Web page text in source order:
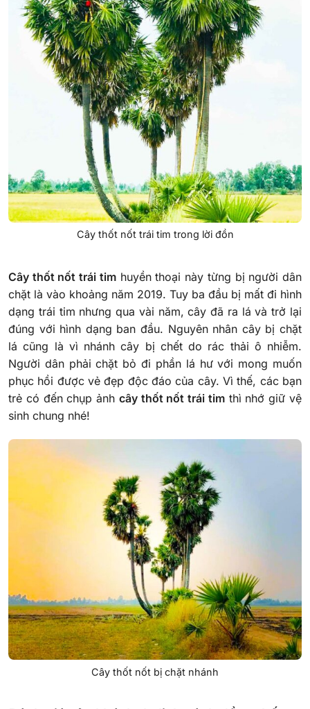
Cây thốt nốt trái tim trong lời đồn
Cây thốt nốt trái timhuyền thoại này từng bị người dân
chặt là vào khoảng năm 2019. Tuy ba đầu bị mất đi hình
dạng trái tim nhưng qua vài năm, cây đã ra lá và trở lại
đúng với hình dạng ban đầu. Nguyên nhân cây bị chặt
lá cũng là vì nhánh cây bị chết do rác thải ô nhiễm.
Người dân phải chặt bỏ đi phần lá hư với mong muốn
phục hồi được vẻ đẹp độc đáo của cây. Vì thế, các bạn
trẻ có đến chụp ảnh cây thốt nốt trái timthì nhớ giữ vệ
sinh chung nhé!
Cây thốt nốt bị chặt nhánh